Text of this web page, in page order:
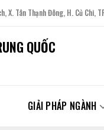
X. Tân Thạnh Đông, H. Củ Chi,
QUỐC
GIẢI PHÁP NGÀNH